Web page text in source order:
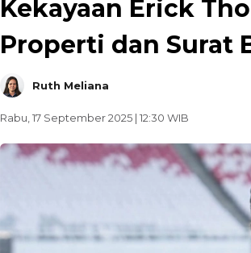
Kekayaan Erick
Properti dan Surat
Ruth Meliana
Rabu, 17 September 2025 | 12:30 WIB